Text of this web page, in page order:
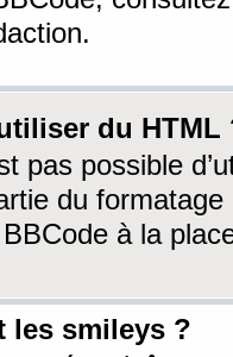
du HTML
pas possible
du
à la
les smileys ?